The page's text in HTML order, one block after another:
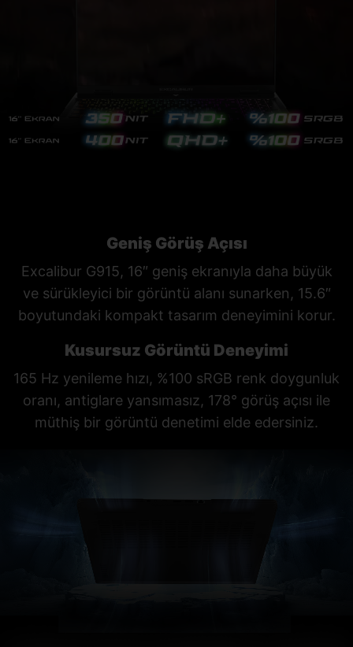
Geniş Görüş Açısı
Excalibur G915, 16″ geniş ekranıyla daha büyük
ve sürükleyici bir görüntü alanı sunarken, 15.6″
boyutundaki kompakt tasarım deneyimini korur.
Kusursuz Görüntü Deneyimi
165 Hz yenileme hızı, %100 sRGB renk doygunluk
oranı, antiglare yansımasız, 178° görüş açısı ile
müthiş bir görüntü denetimi elde edersiniz.